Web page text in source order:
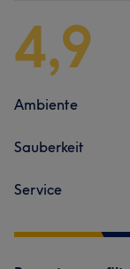
4,9
Ambiente
Sauberkeit
Service